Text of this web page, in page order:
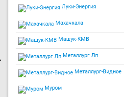
Луки-Энергия
Махачкала
Машук-КМВ
Металлург Лп
Металлург-Видное
Муром